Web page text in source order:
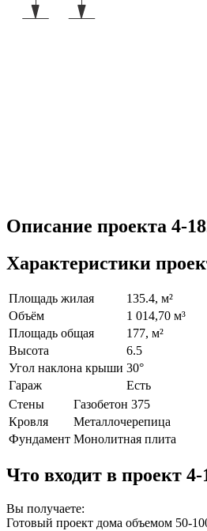
Описание проекта 4-
Характеристики
Площадь жилая
135.4, м²
Объём
1 014,70 м³
Площадь общая
177, м²
Высота
6.5
Угол наклона крыши 30°
Гараж
Есть
Стены
Газобетон 375
Кровля
Металлочерепица
Фундамент Монолитная плита
Что входит в проект 4-
Вы получаете:
Готовый проект дома объемом 50-